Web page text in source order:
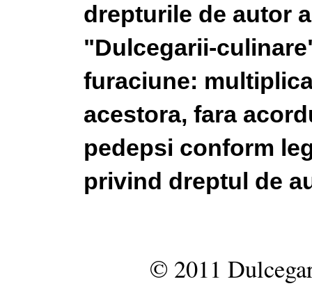
drepturile de autor
"Dulcegarii-
furaciune:
acestora, fara
pedepsi conform
privind dreptul de
© 2011